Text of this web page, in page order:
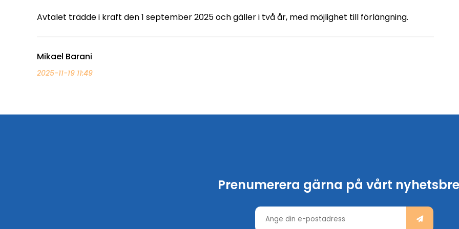
Avtalet trädde i kraft den 1 september 2025 och gäller i två år, med möjlighet till förlängning.
Mikael Barani
2025-11-19 11:49
Prenumerera gärna på vårt